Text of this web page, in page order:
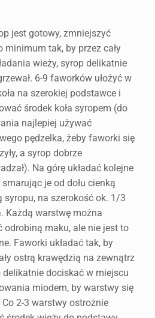
jest gotowy, zmniejszyć
minimum tak, by przez cały
wieży, syrop delikatnie
6-9 faworków ułożyć w
na szerokiej podstawce i
środek koła syropem (do
najlepiej używać
pędzelka, żeby faworki się
a syrop dobrze
Na górę układać kolejne
je od dołu cienką
syropu, na szerokość ok. 1/3
Każdą warstwę można
odrobiną maku, ale nie jest to
Faworki układać tak, by
ostrą krawędzią na zewnątrz
delikatnie dociskać w miejscu
miodem, by warstwy się
Co 2-3 warstwy ostrożnie